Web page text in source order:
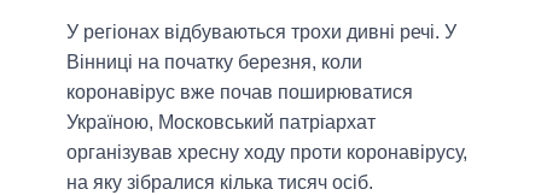
У регіонах відбуваються трохи дивні речі. У
Вінниці на початку березня, коли
коронавірус вже почав поширюватися
Україною, Московський патріархат
організував хресну ходу проти коронавірусу,
на яку зібралися кілька тисяч осіб.